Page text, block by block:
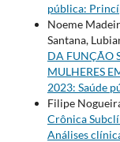
pública:
Noeme
Santana,
DA FUNÇÃO
MULHERES
2023: Saúde
Filipe
Crônica
Análises